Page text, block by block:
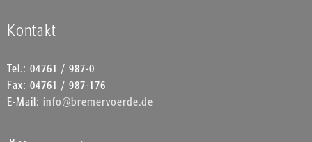
Kontakt
Tel.: 04761 / 987-0
Fax: 04761 / 987-176
E-Mail: info@bremervoerde.de